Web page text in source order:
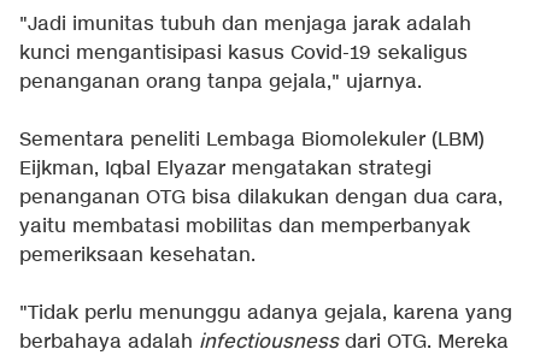
"Jadi imunitas tubuh dan menjaga jarak adalah
kunci mengantisipasi kasus Covid-19 sekaligus
penanganan orang tanpa gejala," ujarnya.
Sementara peneliti Lembaga Biomolekuler (LBM)
Eijkman, Iqbal Elyazar mengatakan strategi
penanganan OTG bisa dilakukan dengan dua cara,
yaitu membatasi mobilitas dan memperbanyak
pemeriksaan kesehatan.
"Tidak perlu menunggu adanya gejala, karena yang
berbahaya adalah infectiousnessdari OTG. Mereka